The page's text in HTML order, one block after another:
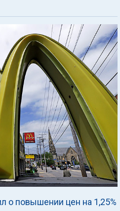
о повышении цен на 1,25%